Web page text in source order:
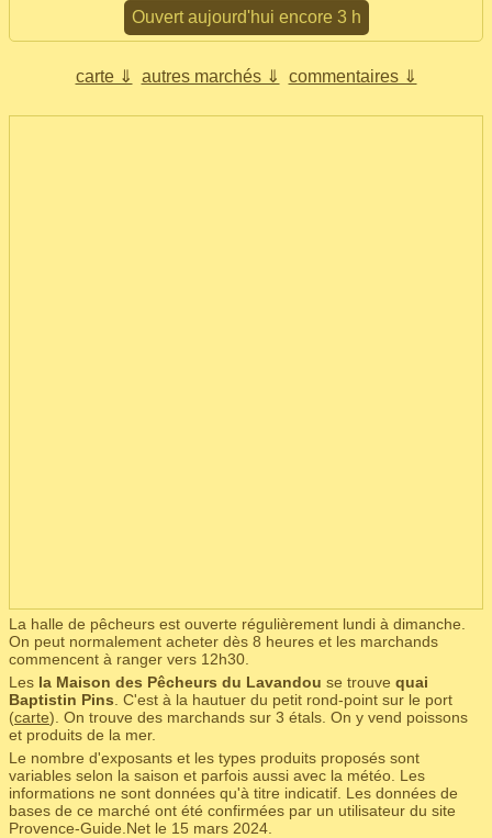
Ouvert aujourd'hui encore 3 h
carte ⇓ autres marchés ⇓ commentaires ⇓
La halle de pêcheurs est ouverte régulièrement lundi à dimanche.
On peut normalement acheter dès 8 heures et les marchands
commencent à ranger vers 12h30.
Les la Maison des Pêcheurs du Lavandou se trouve quai
Baptistin Pins . C'est à la hautuer du petit rond-point sur le port
(carte). On trouve des marchands sur 3 étals. On y vend poissons
et produits de la mer.
Le nombre d'exposants et les types produits proposés sont
variables selon la saison et parfois aussi avec la météo. Les
informations ne sont données qu'à titre indicatif. Les données de
bases de ce marché ont été confirmées par un utilisateur du site
Provence-Guide.Net le 15 mars 2024.